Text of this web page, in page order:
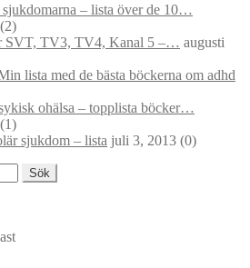
– lista över de 10…
(2)
SVT, TV3, TV4, Kanal 5 –… augusti
lista med de bästa böckerna om adhd
ohälsa – topplista böcker…
(1)
sjukdom – lista juli 3, 2013 (0)